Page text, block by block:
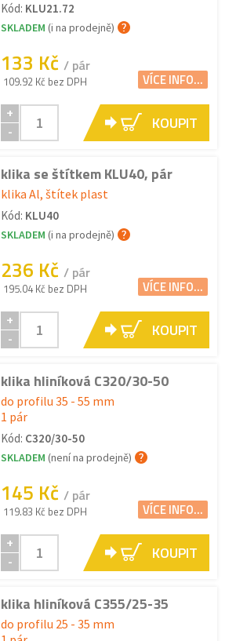
Kód: KLU21.72
SKLADEM (i na prodejně)
133 Kč / pár
109.92 Kč bez DPH VÍCE INFO...
+
-
KOUPIT
klika se štítkem KLU40, pár
klika Al, štítek plast
Kód: KLU40
SKLADEM (i na prodejně)
236 Kč / pár
195.04 Kč bez DPH VÍCE INFO...
+
-
KOUPIT
klika hliníková C320/30-50
do profilu 35 - 55 mm
1 pár
Kód: C320/30-50
SKLADEM (není na prodejně)
145 Kč / pár
119.83 Kč bez DPH VÍCE INFO...
+
-
KOUPIT
klika hliníková C355/25-35
do profilu 25 - 35 mm